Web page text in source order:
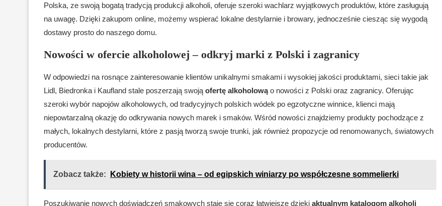
Polska, ze swoją bogatą tradycją produkcji alkoholi, oferuje szeroki wachlarz wyjątkowych produktów, które zasługują
na uwagę. Dzięki zakupom online, możemy wspierać lokalne destylarnie i browary, jednocześnie ciesząc się wygodą
dostawy prosto do naszego domu.
Nowości w ofercie alkoholowej – odkryj marki z Polski i zagranicy
W odpowiedzi na rosnące zainteresowanie klientów unikalnymi smakami i wysokiej jakości produktami, sieci takie jak
Lidl, Biedronka i Kaufland stale poszerzają swoją ofertę alkoholowąo nowości z Polski oraz zagranicy. Oferując
szeroki wybór napojów alkoholowych, od tradycyjnych polskich wódek po egzotyczne winnice, klienci mają
niepowtarzalną okazję do odkrywania nowych marek i smaków. Wśród nowości znajdziemy produkty pochodzące z
małych, lokalnych destylarni, które z pasją tworzą swoje trunki, jak również propozycje od renomowanych, światowych
producentów.
Zobacz także: Kobiety w historii wina – od egipskich winiarzy po współczesne sommelierki
Poszukiwanie nowych doświadczeń smakowych staje się coraz łatwiejsze dzięki aktualnym katalogom alkoholi